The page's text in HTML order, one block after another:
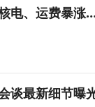
电、运费暴涨
谈最新细节曝